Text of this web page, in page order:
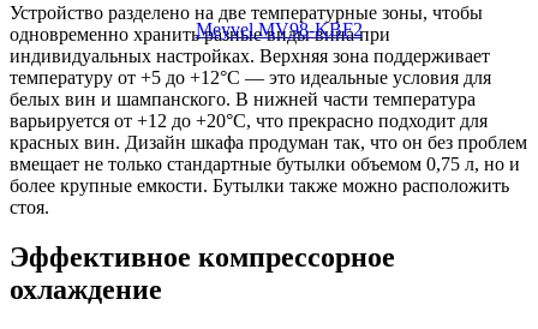
Устройство разделено на две температурные зоны, чтобы
одновременно хранить разные виды вина при
индивидуальных настройках. Верхняя зона поддерживает
температуру от +5 до +12°C — это идеальные условия для
белых вин и шампанского. В нижней части температура
варьируется от +12 до +20°C, что прекрасно подходит для
красных вин. Дизайн шкафа продуман так, что он без проблем
вмещает не только стандартные бутылки объемом 0,75 л, но и
более крупные емкости. Бутылки также можно расположить
стоя.
Эффективное компрессорное
охлаждение